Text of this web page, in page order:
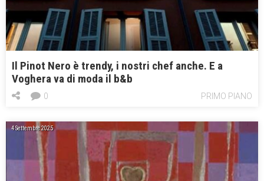
Il Pinot Nero è trendy, i nostri chef anche. E a
Voghera va di moda il b&b
PRIMO PIANO
0
4 Settembre 2025